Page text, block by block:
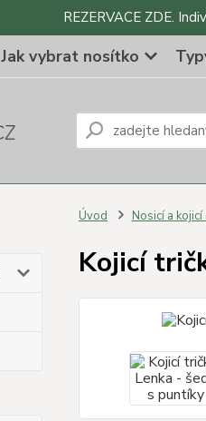
REZERVACE ZDE.
Jak vybrat nosítko
Úvod Nosicí a
Kojicí